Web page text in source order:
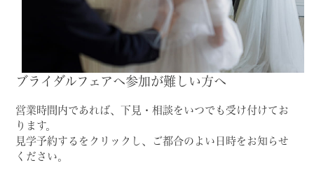
ブライダルフェアへ参加が難しい方へ
営業時間内であれば、下見・相談をいつでも受け付けてお
ります。
見学予約するをクリックし、ご都合のよい日時をお知らせ
ください。